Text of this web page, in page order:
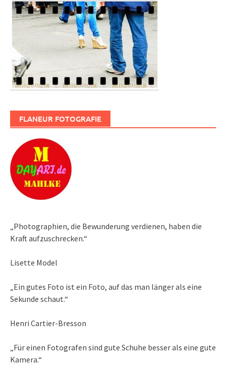
FLANEUR FOTOGRAFIE
„Photographien, die Bewunderung verdienen, haben die
Kraft aufzuschrecken.“
Lisette Model
„Ein gutes Foto ist ein Foto, auf das man länger als eine
Sekunde schaut.“
Henri Cartier-Bresson
„Für einen Fotografen sind gute Schuhe besser als eine gute
Kamera.“